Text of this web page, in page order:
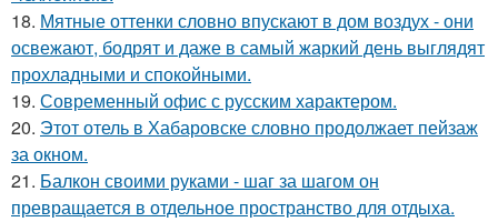
18. Мятные оттенки словно впускают в дом воздух - они
освежают, бодрят и даже в самый жаркий день выглядят
прохладными и спокойными.
19. Современный офис с русским характером.
20. Этот отель в Хабаровске словно продолжает пейзаж
за окном.
21. Балкон своими руками - шаг за шагом он
превращается в отдельное пространство для отдыха.